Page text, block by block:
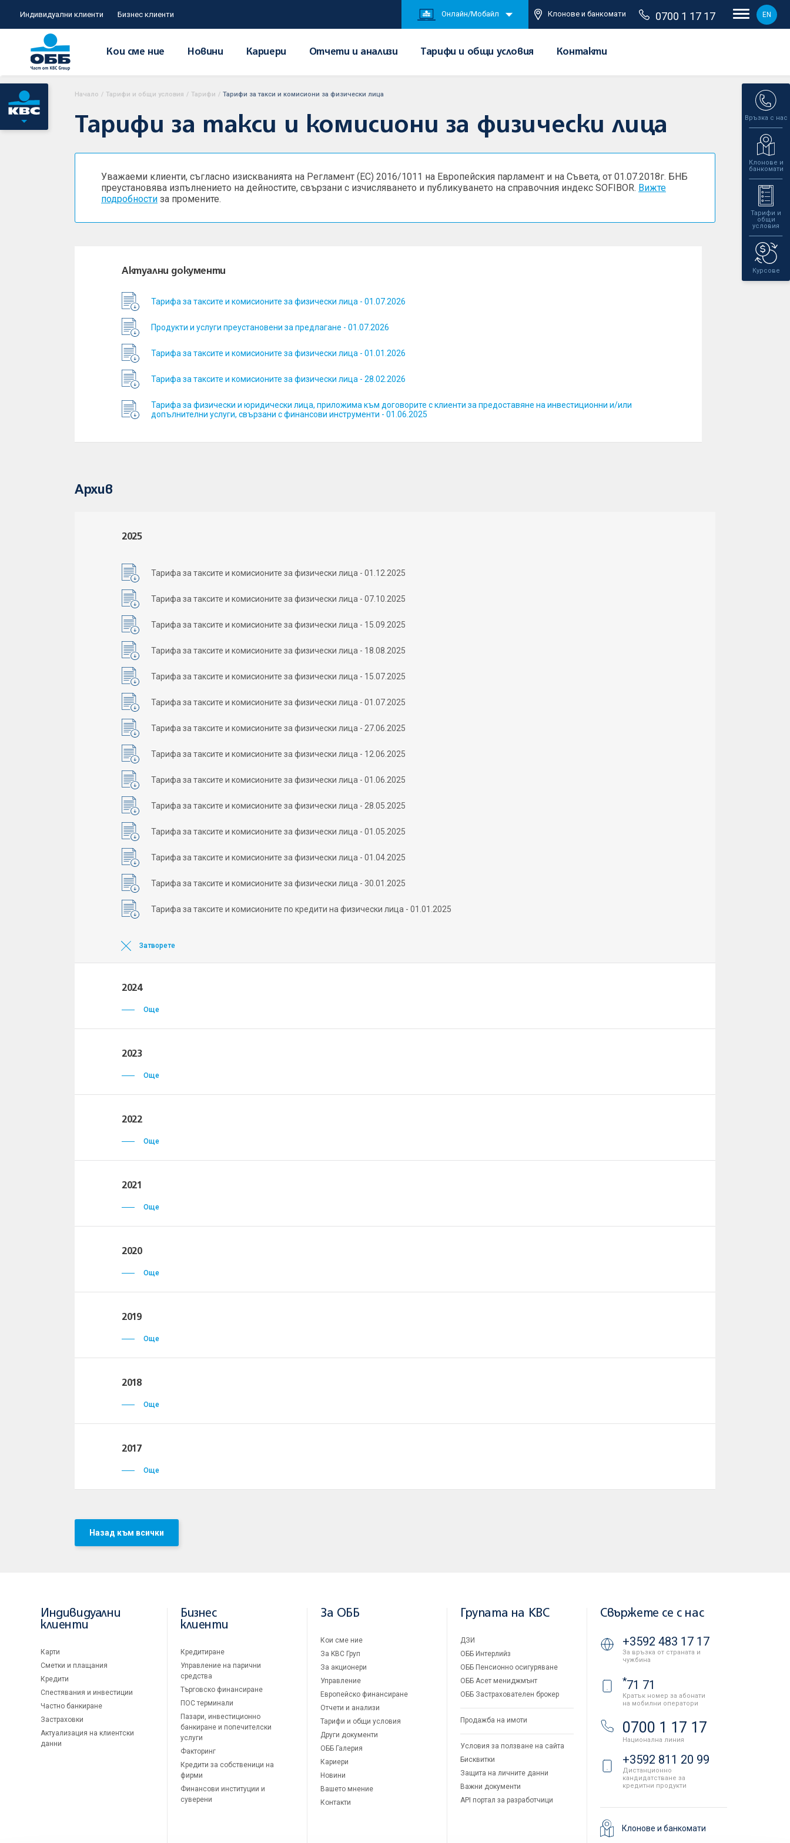
Индивидуални клиенти Бизнес клиенти Онлайн/Мобайл Клонове и банкомати 0700 1 17 17 EN
Кои сме ние Новини Кариери Отчети и анализи Тарифи и общи условия Контакти
Връзка с нас
Клонове и
банкомати
Тарифи и
общи
условия
Курсове
Начало / Тарифи и общи условия / Тарифи / Тарифи за такси и комисиони за физически лица
Тарифи за такси и комисиони за физически лица
Уважаеми клиенти, съгласно изискванията на Регламент (ЕС) 2016/1011 на Европейския парламент и на Съвета, от 01.07.2018г. БНБ
преустановява изпълнението на дейностите, свързани с изчисляването и публикуването на справочния индекс SOFIBOR. Вижте
подробности за промените.
Актуални документи
Тарифа за таксите и комисионите за физически лица - 01.07.2026
Продукти и услуги преустановени за предлагане - 01.07.2026
Тарифа за таксите и комисионите за физически лица - 01.01.2026
Тарифа за таксите и комисионите за физически лица - 28.02.2026
Тарифа за физически и юридически лица, приложима към договорите с клиенти за предоставяне на инвестиционни и/или
допълнителни услуги, свързани с финансови инструменти - 01.06.2025
Архив
2025
Тарифа за таксите и комисионите за физически лица - 01.12.2025
Тарифа за таксите и комисионите за физически лица - 07.10.2025
Тарифа за таксите и комисионите за физически лица - 15.09.2025
Тарифа за таксите и комисионите за физически лица - 18.08.2025
Тарифа за таксите и комисионите за физически лица - 15.07.2025
Тарифа за таксите и комисионите за физически лица - 01.07.2025
Тарифа за таксите и комисионите за физически лица - 27.06.2025
Тарифа за таксите и комисионите за физически лица - 12.06.2025
Тарифа за таксите и комисионите за физически лица - 01.06.2025
Тарифа за таксите и комисионите за физически лица - 28.05.2025
Тарифа за таксите и комисионите за физически лица - 01.05.2025
Тарифа за таксите и комисионите за физически лица - 01.04.2025
Тарифа за таксите и комисионите за физически лица - 30.01.2025
Тарифа за таксите и комисионите по кредити на физически лица - 01.01.2025
Затворете
2024
Още
2023
Още
2022
Още
2021
Още
2020
Още
2019
Още
2018
Още
2017
Още
Назад към всички
Индивидуални
клиенти
Карти
Сметки и плащания
Кредити
Спестявания и инвестиции
Частно банкиране
Застраховки
Актуализация на клиентски
данни
Бизнес
клиенти
Кредитиране
Управление на парични
средства
Търговско финансиране
ПОС терминали
Пазари, инвестиционно
банкиране и попечителски
услуги
Факторинг
Кредити за собственици на
фирми
Финансови институции и
суверени
За ОББ
Кои сме ние
За KBC Груп
За акционери
Управление
Европейско финансиране
Отчети и анализи
Тарифи и общи условия
Други документи
ОББ Галерия
Кариери
Новини
Вашето мнение
Контакти
Групата на KBC
ДЗИ
ОББ Интерлийз
ОББ Пенсионно осигуряване
ОББ Асет мениджмънт
ОББ Застрахователен брокер
Продажба на имоти
Условия за ползване на сайта
Бисквитки
Защита на личните данни
Важни документи
API портал за разработчици
Свържете се с нас
+3592 483 17 17
За връзка от страната и
чужбина
*71 71
Кратък номер за абонати
на мобилни оператори
0700 1 17 17
Национална линия
+3592 811 20 99
Дистанционно
кандидатстване за
кредитни продукти
Клонове и банкомати